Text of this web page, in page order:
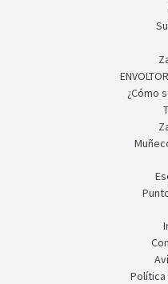
¿Cómo
Política